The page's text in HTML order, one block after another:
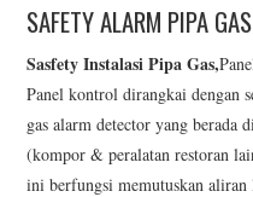
SAFETY ALARM PIPA
Sasfety Instalasi Pipa Gas,
Panel kontrol dirangkai dengan
gas alarm detector yang
(kompor & peralatan restoran
ini berfungsi memutuskan